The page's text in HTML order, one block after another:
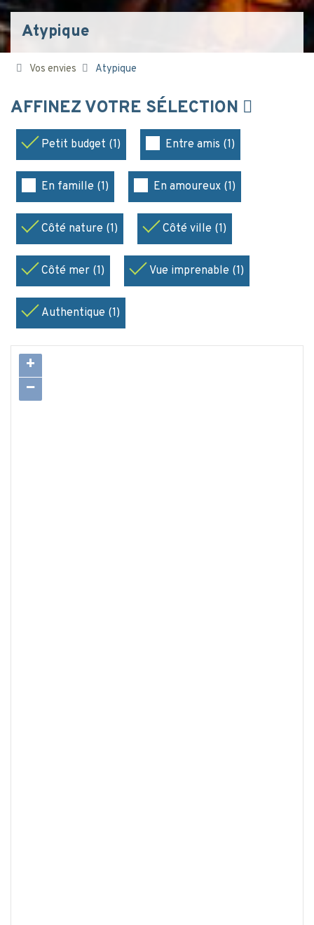
Atypique
Vos envies Atypique
AFFINEZ VOTRE SÉLECTION
Petit budget (1) Entre amis (1)
En famille (1) En amoureux (1)
Côté nature (1) Côté ville (1)
Côté mer (1) Vue imprenable (1)
Authentique (1)
+
−